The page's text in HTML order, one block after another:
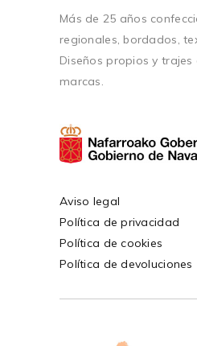
Más de 25 años
regionales, bordados,
Diseños propios y trajes
marcas.
Aviso legal
Política de privacidad
Política de cookies
Política de devoluciones